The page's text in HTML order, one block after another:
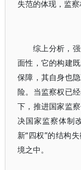
失范的体现，监
综上分析，
面性，它的构建
保障，其自身也
险。当监察权已
下，推进国家监
决国家监察体制
新“四权”的结构
境之中。